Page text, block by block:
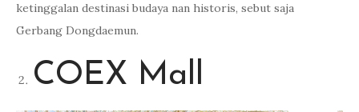
ketinggalan destinasi budaya nan historis, sebut saja
Gerbang Dongdaemun.
COEX Mall